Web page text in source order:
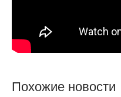
Похожие новости